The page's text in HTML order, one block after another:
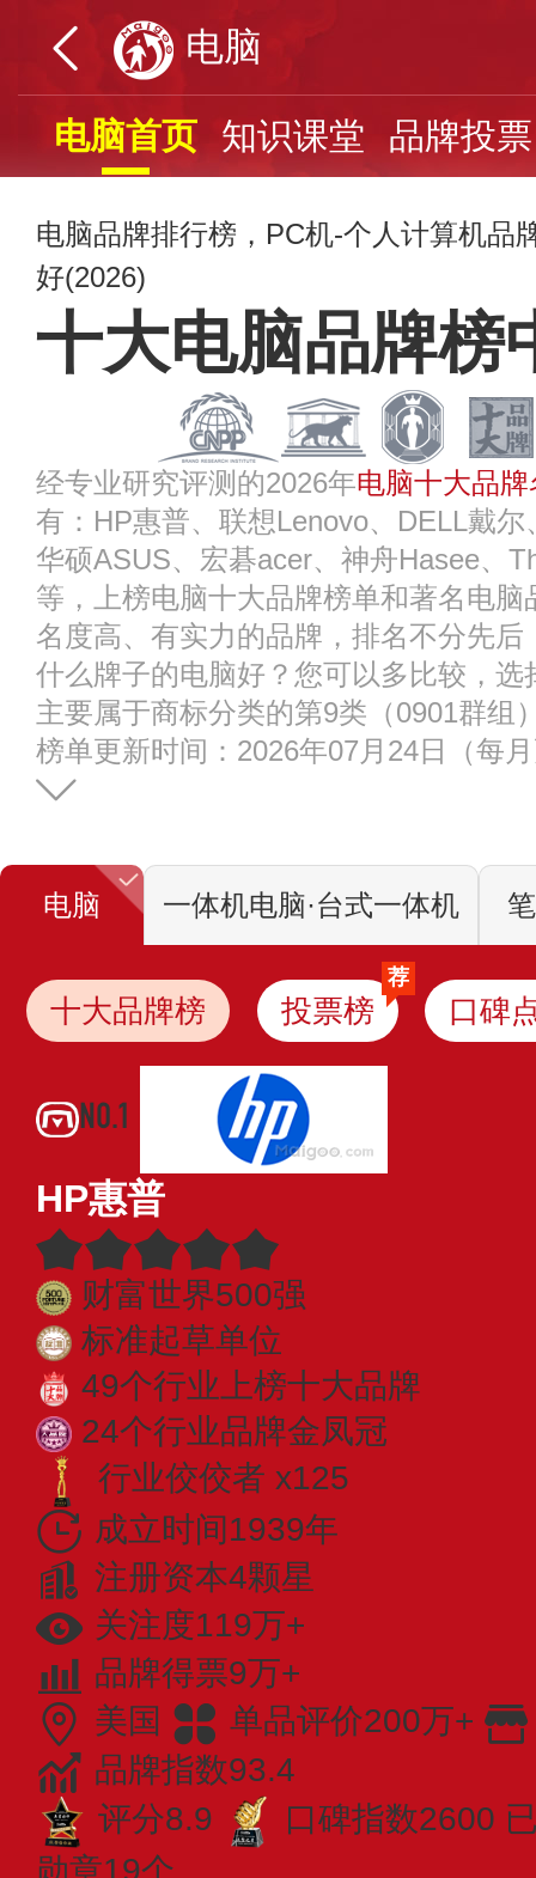
电脑
电脑首页 知识课堂 品牌投票
电脑品牌排行榜，PC机-个人计算机品
好(2026)
十大电脑品牌榜
经专业研究评测的2026年电脑十大品牌
有：HP惠普、联想Lenovo、DELL戴
华硕ASUS、宏碁acer、神舟Hasee、
等，上榜电脑十大品牌榜单和著名电
名度高、有实力的品牌，排名不分先
什么牌子的电脑好？您可以多比较，
主要属于商标分类的第9类（0901群组
榜单更新时间：2026年07月24日（每
电脑 一体机电脑·台式一体机
十大品牌榜 投票榜
荐
口碑
NO.1
HP惠普
财富世界500强
标准起草单位
49个行业上榜十大品牌
24个行业品牌金凤冠
行业佼佼者 x125
成立时间1939年
注册资本4颗星
关注度119万+
品牌得票9万+
美国
单品评价200万+
品牌指数93.4
评分8.9
口碑指数2600
勋章19个